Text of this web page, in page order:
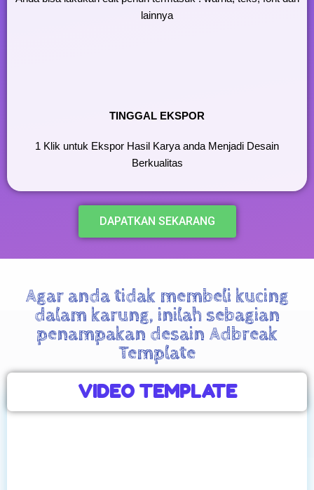
lainnya
TINGGAL EKSPOR
1 Klik untuk Ekspor Hasil Karya anda Menjadi Desain
Berkualitas
DAPATKAN SEKARANG
Agar anda tidak membeli kucing
dalam karung, inilah sebagian
penampakan desain Adbreak
Template
VIDEO TEMPLATE